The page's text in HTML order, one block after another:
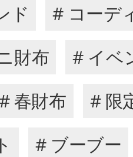
ド
# コーデ
財布
# イベ
春財布
# 限
# ブーブー